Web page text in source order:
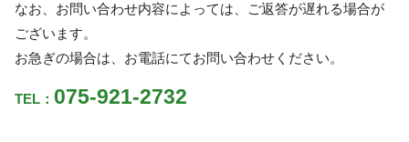
なお、お問い合わせ内容によっては、ご返答が遅れる場合が
ございます。
お急ぎの場合は、お電話にてお問い合わせください。
TEL： 075-921-2732